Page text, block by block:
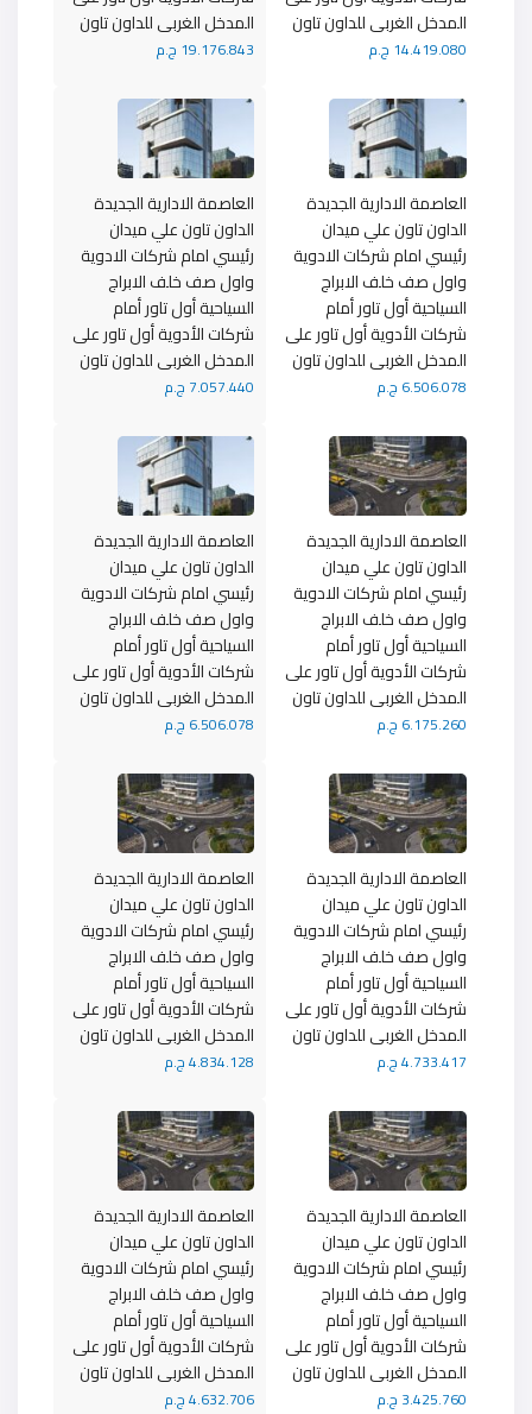
المدخل الغربى للداون تاون
19.176.843 ج.م
المدخل الغربى للداون تاون
14.419.080 ج.م
العاصمة الادارية الجديدة
الداون تاون علي ميدان
رئيسي امام شركات الادوية
واول صف خلف الابراج
السياحية أول تاور أمام
شركات الأدوية أول تاور على
المدخل الغربى للداون تاون
7.057.440 ج.م
العاصمة الادارية الجديدة
الداون تاون علي ميدان
رئيسي امام شركات الادوية
واول صف خلف الابراج
السياحية أول تاور أمام
شركات الأدوية أول تاور على
المدخل الغربى للداون تاون
6.506.078 ج.م
العاصمة الادارية الجديدة
الداون تاون علي ميدان
رئيسي امام شركات الادوية
واول صف خلف الابراج
السياحية أول تاور أمام
شركات الأدوية أول تاور على
المدخل الغربى للداون تاون
6.506.078 ج.م
العاصمة الادارية الجديدة
الداون تاون علي ميدان
رئيسي امام شركات الادوية
واول صف خلف الابراج
السياحية أول تاور أمام
شركات الأدوية أول تاور على
المدخل الغربى للداون تاون
6.175.260 ج.م
العاصمة الادارية الجديدة
الداون تاون علي ميدان
رئيسي امام شركات الادوية
واول صف خلف الابراج
السياحية أول تاور أمام
شركات الأدوية أول تاور على
المدخل الغربى للداون تاون
4.834.128 ج.م
العاصمة الادارية الجديدة
الداون تاون علي ميدان
رئيسي امام شركات الادوية
واول صف خلف الابراج
السياحية أول تاور أمام
شركات الأدوية أول تاور على
المدخل الغربى للداون تاون
4.733.417 ج.م
العاصمة الادارية الجديدة
الداون تاون علي ميدان
رئيسي امام شركات الادوية
واول صف خلف الابراج
السياحية أول تاور أمام
شركات الأدوية أول تاور على
المدخل الغربى للداون تاون
4.632.706 ج.م
العاصمة الادارية الجديدة
الداون تاون علي ميدان
رئيسي امام شركات الادوية
واول صف خلف الابراج
السياحية أول تاور أمام
شركات الأدوية أول تاور على
المدخل الغربى للداون تاون
3.425.760 ج.م